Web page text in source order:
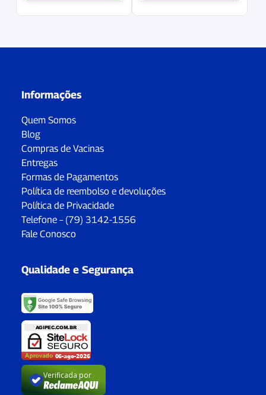
Informações
Quem Somos
Blog
Compras de Vacinas
Entregas
Formas de Pagamentos
Política de reembolso e devoluções
Política de Privacidade
Telefone – (79) 3142-1556
Fale Conosco
Qualidade e Segurança
Verificada por